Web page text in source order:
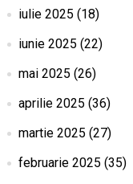
iulie 2025 (18)
iunie 2025 (22)
mai 2025 (26)
aprilie 2025 (36)
martie 2025 (27)
februarie 2025 (35)